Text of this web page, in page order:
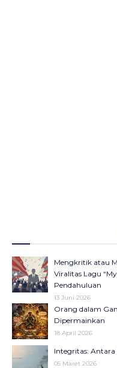
Mengkritik atau
Viralitas Lagu
Pendahuluan
13 Juni 2026
Orang dalam
Dipermainkan
18 April 2026
Integritas: Antara
05 Maret 2026